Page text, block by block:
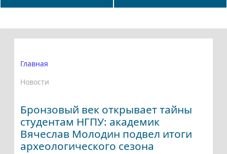
Главная
Новости
Бронзовый век открывает тайны
студентам НГПУ: академик
Вячеслав Молодин подвел итоги
археологического сезона